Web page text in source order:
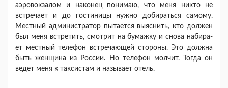
аэровокзалом и наконец понимаю, что меня никто не
встречает и до гостиницы нужно добираться самому.
Местный ад­министратор пытается выяснить, кто должен
был меня встретить, смотрит на бумажку и снова набира­
ет местный телефон встречающей стороны. Это должна
быть женщина из России. Но телефон молчит. Тогда он
ведет меня к таксистам и называет отель.